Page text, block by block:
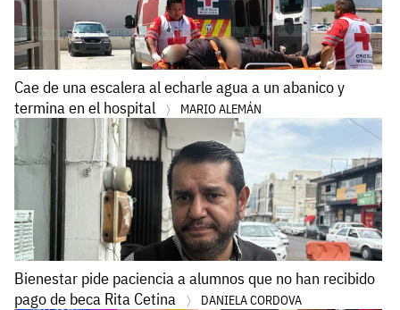
Cae de una escalera al echarle agua a un abanico y
termina en el hospital
MARIO ALEMÁN
Bienestar pide paciencia a alumnos que no han recibido
pago de beca Rita Cetina
DANIELA CORDOVA